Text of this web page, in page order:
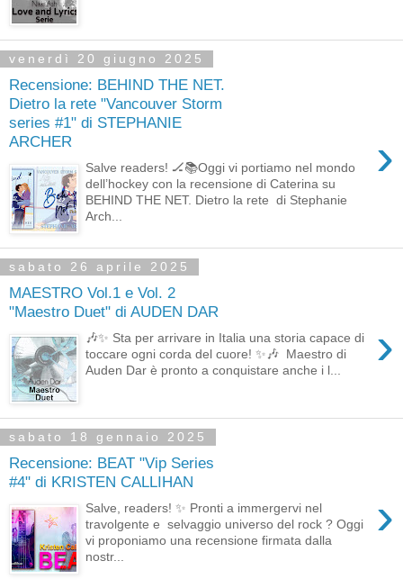
venerdì 20 giugno 2025
Recensione: BEHIND THE NET.
Dietro la rete "Vancouver Storm
series #1" di STEPHANIE
ARCHER
›
Salve readers! 🏒📚Oggi vi portiamo nel mondo
dell’hockey con la recensione di Caterina su
BEHIND THE NET. Dietro la rete di Stephanie
Arch...
sabato 26 aprile 2025
MAESTRO Vol.1 e Vol. 2
"Maestro Duet" di AUDEN DAR
›
🎶✨ Sta per arrivare in Italia una storia capace di
toccare ogni corda del cuore! ✨🎶 Maestro di
Auden Dar è pronto a conquistare anche i l...
sabato 18 gennaio 2025
Recensione: BEAT "Vip Series
#4" di KRISTEN CALLIHAN
›
Salve, readers! ✨ Pronti a immergervi nel
travolgente e selvaggio universo del rock ? Oggi
vi proponiamo una recensione firmata dalla
nostr...